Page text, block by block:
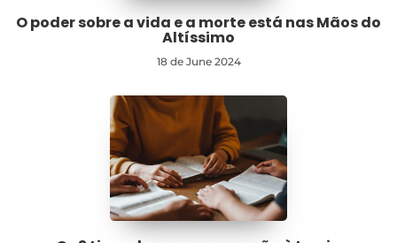
O poder sobre a vida e a morte está nas Mãos do
Altíssimo
18 de June 2024